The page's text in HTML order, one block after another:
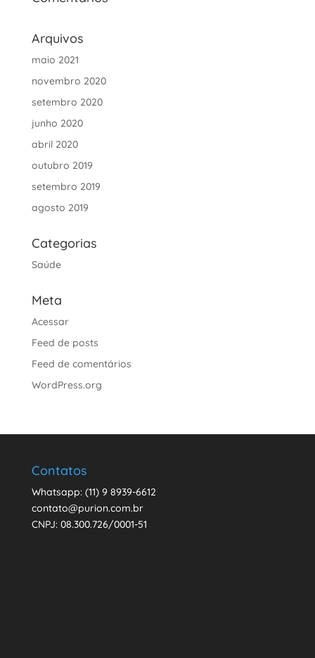
Arquivos
maio 2021
novembro 2020
setembro 2020
junho 2020
abril 2020
outubro 2019
setembro 2019
agosto 2019
Categorias
Saúde
Meta
Acessar
Feed de posts
Feed de comentários
WordPress.org
Contatos
Whatsapp: (11) 9 8939-6612
contato@purion.com.br
CNPJ: 08.300.726/0001-51